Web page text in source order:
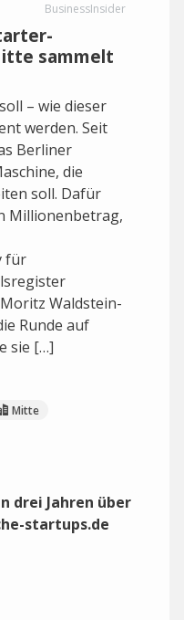
BusinessInsider
sammelt
– wie dieser
werden. Seit
Berliner
die
soll. Dafür
Millionenbetrag,
für
Waldstein-
Runde auf
sie […]
Mitte